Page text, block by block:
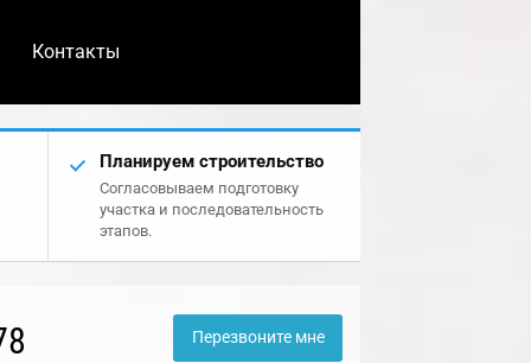
Контакты
Планируем строительство
Согласовываем подготовку
участка и последовательность
этапов.
Перезвоните мне